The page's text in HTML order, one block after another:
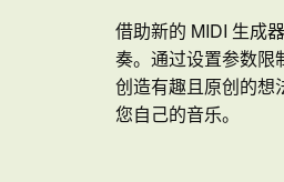
借助新的 MIDI 生成
奏。通过设置参数限
创造有趣且原创的想
您自己的音乐。